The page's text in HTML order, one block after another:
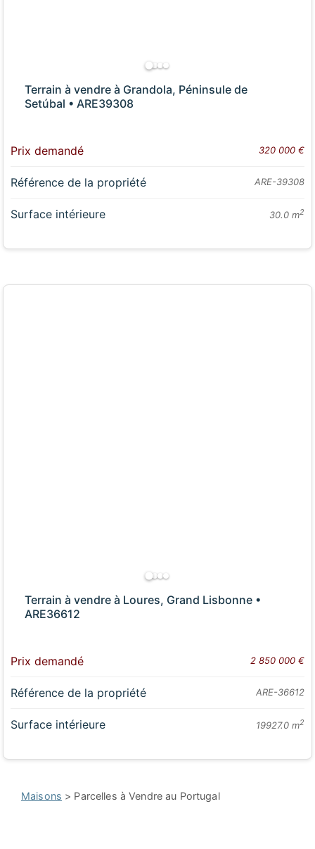
Terrain à vendre à Grandola, Péninsule de
Setúbal • ARE39308
Prix demandé 320 000 €
Référence de la propriété ARE-39308
Surface intérieure 30.0 m2
Terrain à vendre à Loures, Grand Lisbonne •
ARE36612
Prix demandé 2 850 000 €
Référence de la propriété ARE-36612
Surface intérieure 19927.0 m2
Maisons > Parcelles à Vendre au Portugal